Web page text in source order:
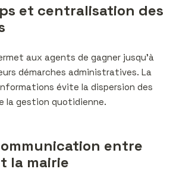
et centralisation des
aux agents de gagner jusqu’à
démarches administratives. La
évite la dispersion des
la gestion quotidienne.
entre
la mairie